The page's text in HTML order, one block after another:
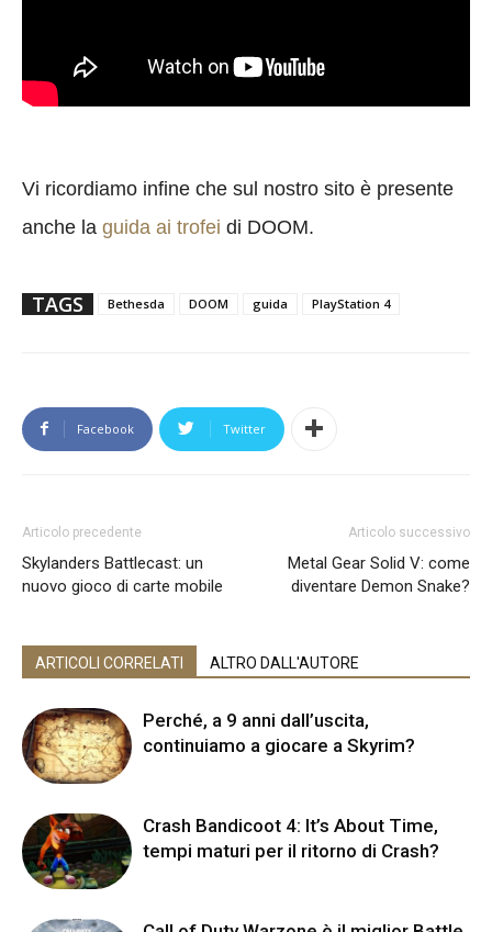
Vi ricordiamo infine che sul nostro sito è presente
anche la guida ai trofei di DOOM.
TAGS Bethesda DOOM guida PlayStation 4
Facebook Twitter
Articolo precedente
Skylanders Battlecast: un
nuovo gioco di carte mobile
Articolo successivo
Metal Gear Solid V: come
diventare Demon Snake?
ARTICOLI CORRELATI ALTRO DALL'AUTORE
Perché, a 9 anni dall’uscita,
continuiamo a giocare a Skyrim?
Crash Bandicoot 4: It’s About Time,
tempi maturi per il ritorno di Crash?